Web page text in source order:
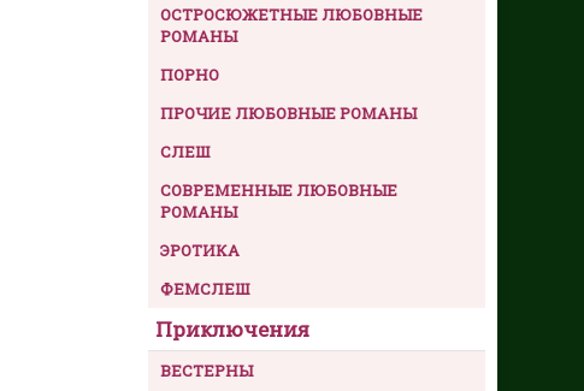
ОСТРОСЮЖЕТНЫЕ ЛЮБОВНЫЕ
РОМАНЫ
ПОРНО
ПРОЧИЕ ЛЮБОВНЫЕ РОМАНЫ
СЛЕШ
СОВРЕМЕННЫЕ ЛЮБОВНЫЕ
РОМАНЫ
ЭРОТИКА
ФЕМСЛЕШ
Приключения
ВЕСТЕРНЫ